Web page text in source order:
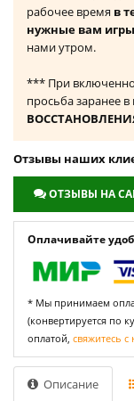
рабочее время в
нужные вам игры
нами утром.
*** При
просьба заранее
Отзывы наших
ОТЗЫВЫ НА
Оплачивайте
* Мы принимаем
(конвертируется по
оплатой, свяжитесь с
Описание